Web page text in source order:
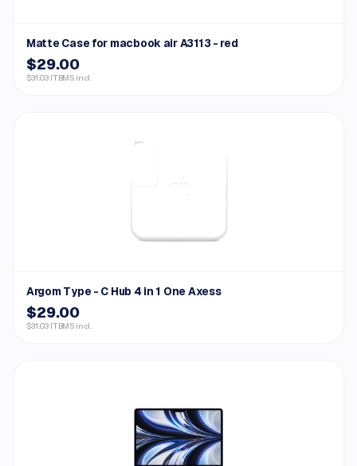
Matte Case for macbook air A3113 - red
$29.00
$31.03 ITBMS incl.
Argom Type - C Hub 4 in 1 One Axess
$29.00
$31.03 ITBMS incl.